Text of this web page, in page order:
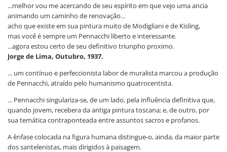
...melhor vou me acercando de seu espírito em que vejo uma ancia
animando um caminho de renovação...
acho que existe em sua pintura muito de Modigliani e de Kisling,
mas você é sempre um Pennacchi liberto e interessante.
...agora estou certo de seu definitivo triunpho proximo.
Jorge de Lima, Outubro, 1937.
... um contínuo e perfeccionista labor de muralista marcou a produção
de Pennacchi, atraído pelo humanismo quatrocentista.
... Pennacchi singulariza-se, de um lado, pela influência definitiva que,
quando jovem, recebera da antiga pintura toscana; e, de outro, por
sua temática contraponteada entre assuntos sacros e profanos.
A ênfase colocada na figura humana distingue-o, ainda, da maior parte
dos santelenistas, mais dirigidos à paisagem.